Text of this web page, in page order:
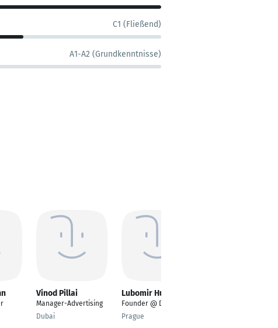
C1 (Fließend)
A1-A2 (Grundkenntnisse)
Vinod Pillai
Manager-Advertising
Dubai
Lubomir Husar
Founder @ Data21.io
Prague